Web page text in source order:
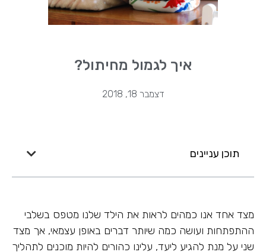
איך לגמול מחיתול?
דצמבר 18, 2018
תוכן עניינים
מצד אחד אנו כמהים לראות את הילד שלנו מטפס בשלבי
ההתפתחות ועושה כמה שיותר דברים באופן עצמאי, אך מצד
שני על מנת להגיע ליעד, עלינו כהורים להיות מוכנים לתהליך